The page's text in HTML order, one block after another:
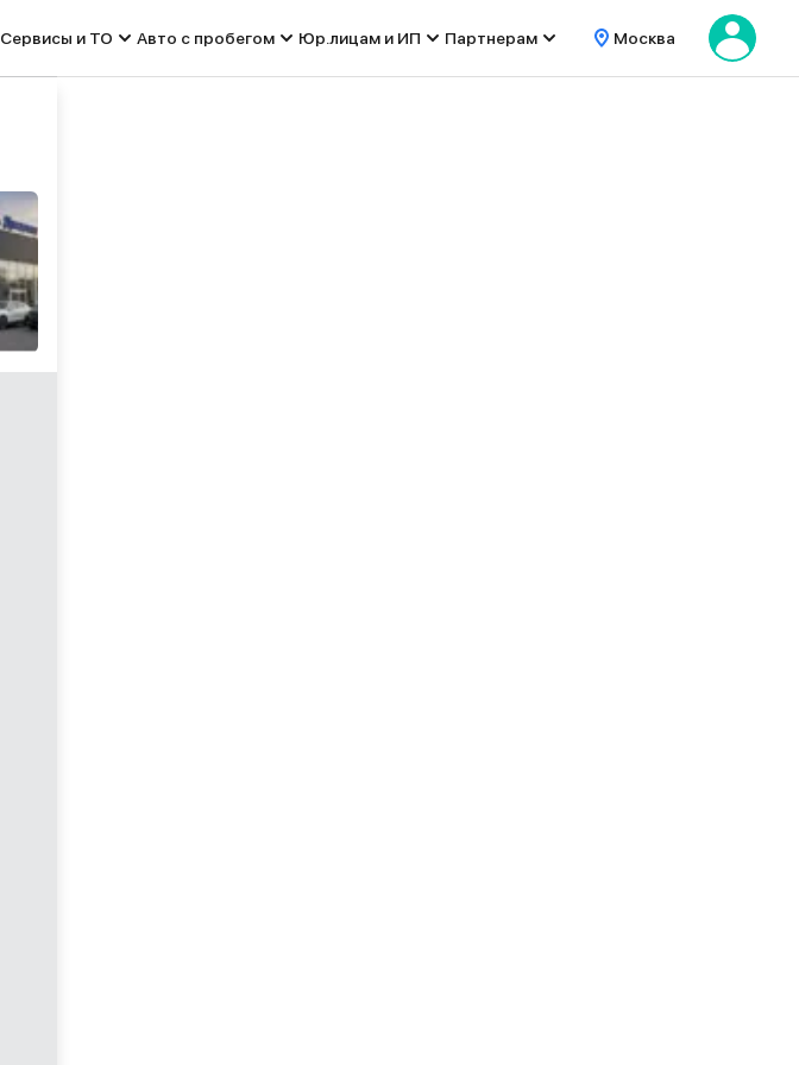
Сервисы и ТО Авто с пробегом Юр.лицам и ИП Партнерам Москва